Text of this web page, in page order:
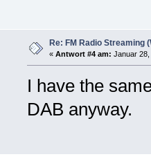
Re: FM Radio Streaming
« Antwort #4 am: Januar 28,
I have the
DAB anyway.